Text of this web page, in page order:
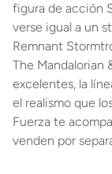
figura de acción
verse igual a un
Remnant
The Mandalorian
excelentes, la
el realismo que
Fuerza te
venden por